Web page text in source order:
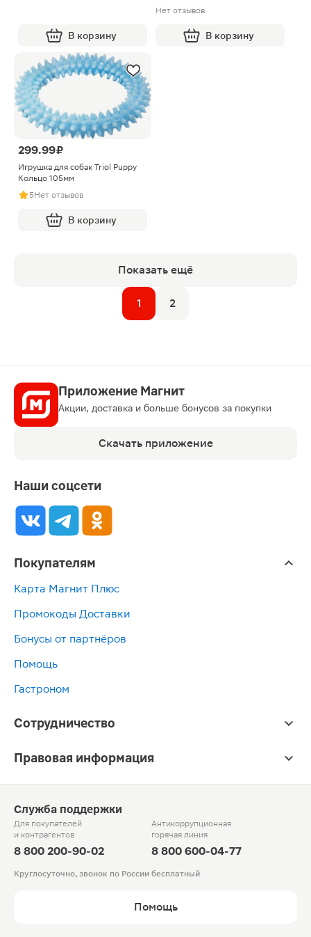
В корзину
Нет отзывов
В корзину
299.99 ₽
Игрушка для собак Triol Puppy
Кольцо 105мм
5Нет отзывов
В корзину
Показать ещё
1 2
Приложение Магнит
Акции, доставка и больше бонусов за покупки
Скачать приложение
Наши соцсети
Покупателям
Карта Магнит Плюс
Промокоды Доставки
Бонусы от партнёров
Помощь
Гастроном
Сотрудничество
Правовая информация
Служба поддержки
Для покупателей
и контрагентов
8 800 200-90-02
Антикоррупционная
горячая линия
8 800 600-04-77
Круглосуточно, звонок по России бесплатный
Помощь